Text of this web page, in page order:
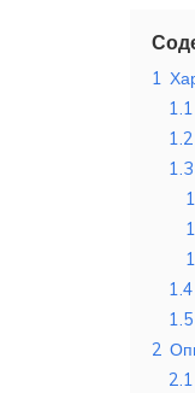
1
1.1
1.2
1.3
1.4
1.5
2
2.1